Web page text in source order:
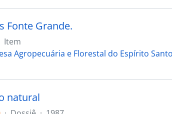
Fonte Grande.
Item
Agropecuária e Florestal do Espírito Santo
natural